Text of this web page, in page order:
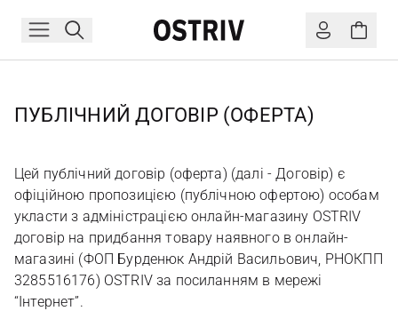
ПУБЛІЧНИЙ ДОГОВІР (ОФЕРТА)
Цей публічний договір (оферта) (далі - Договір) є
офіційною пропозицією (публічною офертою) особам
укласти з адміністрацією онлайн-магазину OSTRIV
договір на придбання товару наявного в онлайн-
магазині (ФОП Бурденюк Андрій Васильович, РНОКПП
3285516176) OSTRIV за посиланням в мережі
“Інтернет”.